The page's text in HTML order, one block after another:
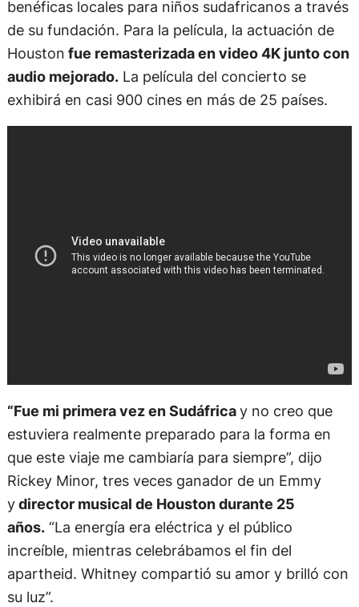
benéficas locales para niños sudafricanos a través
de su fundación. Para la película, la actuación de
Houston fue remasterizada en video 4K junto con
audio mejorado.La película del concierto se
exhibirá en casi 900 cines en más de 25 países.
“Fue mi primera vez en Sudáfricay no creo que
estuviera realmente preparado para la forma en
que este viaje me cambiaría para siempre”, dijo
Rickey Minor, tres veces ganador de un Emmy
ydirector musical de Houston durante 25
años.“La energía era eléctrica y el público
increíble, mientras celebrábamos el fin del
apartheid. Whitney compartió su amor y brilló con
su luz”.